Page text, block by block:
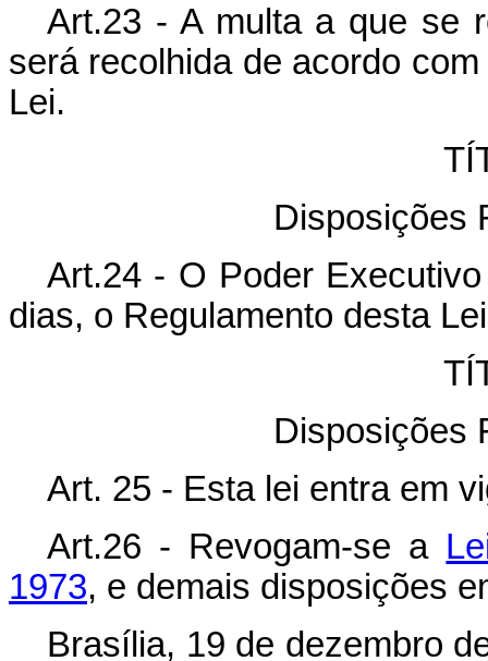
Art.23 - A multa a que se
será recolhida de acordo
Lei.
Disposições
Art.24 - O Poder
dias, o Regulamento desta
Disposições
Art. 25 - Esta lei entra em
Art.26 - Revogam-se a
1973, e demais disposições
Brasília, 19 de dezembro